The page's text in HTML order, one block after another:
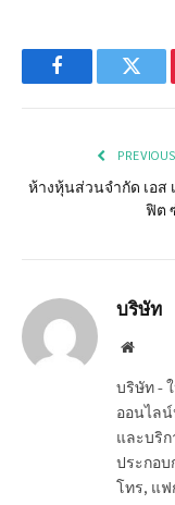
Facebook
ห้างหุ้นส่วนจำกัด เอส
ฟิต
บริษัท
Website
บริษัท -
ออนไล
และบริ
ประกอบ
โทร, แ